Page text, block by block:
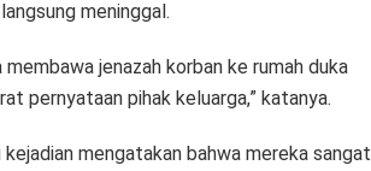
meninggal.
jenazah korban ke rumah duka
pernyataan pihak keluarga,” katanya.
mengatakan bahwa mereka sangat